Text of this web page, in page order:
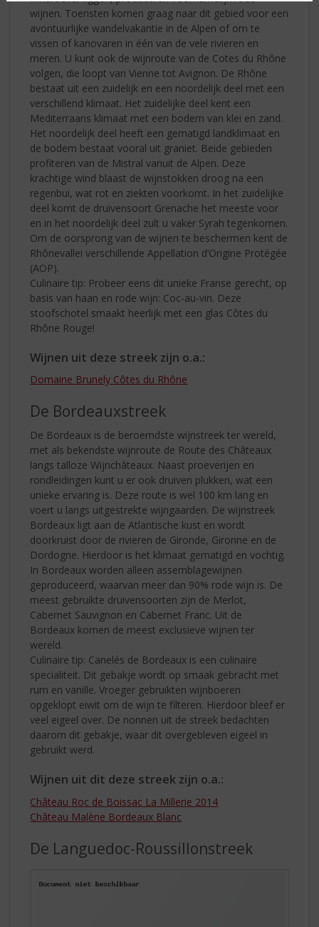
wijnen. Toeristen komen graag naar dit gebied voor een
avontuurlijke wandelvakantie in de Alpen of om te
vissen of kanovaren in één van de vele rivieren en
meren. U kunt ook de wijnroute van de Cotes du Rhône
volgen, die loopt van Vienne tot Avignon. De Rhône
bestaat uit een zuidelijk en een noordelijk deel met een
verschillend klimaat. Het zuidelijke deel kent een
Mediterraans klimaat met een bodem van klei en zand.
Het noordelijk deel heeft een gematigd landklimaat en
de bodem bestaat vooral uit graniet. Beide gebieden
profiteren van de Mistral vanuit de Alpen. Deze
krachtige wind blaast de wijnstokken droog na een
regenbui, wat rot en ziekten voorkomt. In het zuidelijke
deel komt de druivensoort Grenache het meeste voor
en in het noordelijk deel zult u vaker Syrah tegenkomen.
Om de oorsprong van de wijnen te beschermen kent de
Rhônevallei verschillende Appellation d’Origine Protégée
(AOP).
Culinaire tip: Probeer eens dit unieke Franse gerecht, op
basis van haan en rode wijn: Coc-au-vin. Deze
stoofschotel smaakt heerlijk met een glas Côtes du
Rhône Rouge!
Wijnen uit deze streek zijn o.a.:
Domaine Brunely Côtes du Rhône
De Bordeauxstreek
De Bordeaux is de beroemdste wijnstreek ter wereld,
met als bekendste wijnroute de Route des Châteaux
langs talloze Wijnchâteaux. Naast proeverijen en
rondleidingen kunt u er ook druiven plukken, wat een
unieke ervaring is. Deze route is wel 100 km lang en
voert u langs uitgestrekte wijngaarden. De wijnstreek
Bordeaux ligt aan de Atlantische kust en wordt
doorkruist door de rivieren de Gironde, Gironne en de
Dordogne. Hierdoor is het klimaat gematigd en vochtig.
In Bordeaux worden alleen assemblagewijnen
geproduceerd, waarvan meer dan 90% rode wijn is. De
meest gebruikte druivensoorten zijn de Merlot,
Cabernet Sauvignon en Cabernet Franc. Uit de
Bordeaux komen de meest exclusieve wijnen ter
wereld.
Culinaire tip: Canelés de Bordeaux is een culinaire
specialiteit. Dit gebakje wordt op smaak gebracht met
rum en vanille. Vroeger gebruikten wijnboeren
opgeklopt eiwit om de wijn te filteren. Hierdoor bleef er
veel eigeel over. De nonnen uit de streek bedachten
daarom dit gebakje, waar dit overgebleven eigeel in
gebruikt werd.
Wijnen uit dit deze streek zijn o.a.:
Château Roc de Boissac La Millerie 2014
Château Malène Bordeaux Blanc
De Languedoc-Roussillonstreek